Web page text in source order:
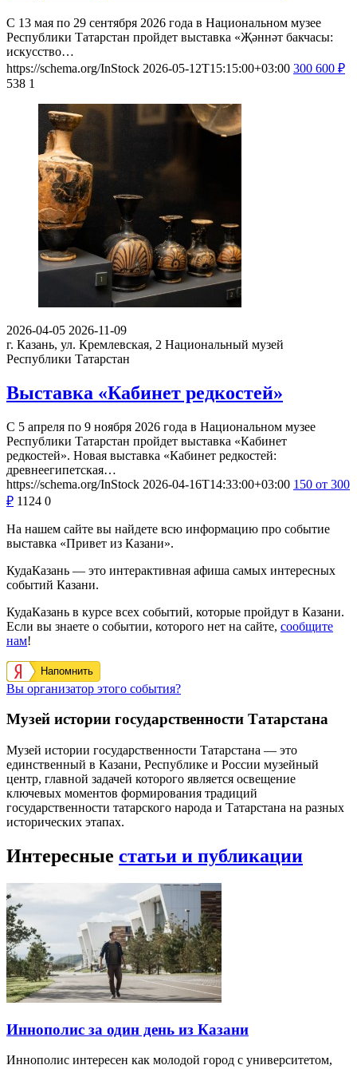
С 13 мая по 29 сентября 2026 года в Национальном музее
Республики Татарстан пройдет выставка «Җәннәт бакчасы:
искусство…
https://schema.org/InStock 2026-05-12T15:15:00+03:00 300 600 ₽
538 1
2026-04-05 2026-11-09
г. Казань, ул. Кремлевская, 2 Национальный музей
Республики Татарстан
Выставка «Кабинет редкостей»
С 5 апреля по 9 ноября 2026 года в Национальном музее
Республики Татарстан пройдет выставка «Кабинет
редкостей». Новая выставка «Кабинет редкостей:
древнеегипетская…
https://schema.org/InStock 2026-04-16T14:33:00+03:00 150 от 300
₽ 1124 0
На нашем сайте вы найдете всю информацию про событие
выставка «Привет из Казани».
КудаКазань — это интерактивная афиша самых интересных
событий Казани.
КудаКазань в курсе всех событий, которые пройдут в Казани.
Если вы знаете о событии, которого нет на сайте, сообщите
нам!
Напомнить
Вы организатор этого события?
Музей истории государственности Татарстана
Музей истории государственности Татарстана — это
единственный в Казани, Республике и России музейный
центр, главной задачей которого является освещение
ключевых моментов формирования традиций
государственности татарского народа и Татарстана на разных
исторических этапах.
Интересные статьи и публикации
Иннополис за один день из Казани
Иннополис интересен как молодой город с университетом,